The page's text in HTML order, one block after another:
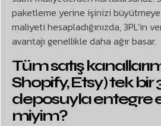
paketleme yerine işinizi büyütmeye
maliyeti hesapladığınızda, 3PL’in
avantajı genellikle daha ağır basar.
Tüm satış
Shopify, Etsy) tek bir
deposuyla entegre
miyim?